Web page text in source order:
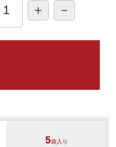
5袋入り